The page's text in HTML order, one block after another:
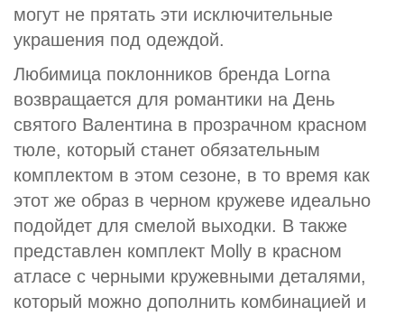
могут не прятать эти исключительные
украшения под одеждой.
Любимица поклонников бренда Lorna
возвращается для романтики на День
святого Валентина в прозрачном красном
тюле, который станет обязательным
комплектом в этом сезоне, в то время как
этот же образ в черном кружеве идеально
подойдет для смелой выходки. В также
представлен комплект Molly в красном
атласе с черными кружевными деталями,
который можно дополнить комбинацией и